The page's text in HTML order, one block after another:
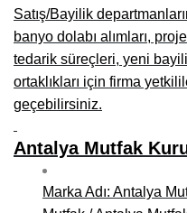
Kars Mobilya İmalatçıları,
Kırşehir Mobilya
Kütahya Mobilya
Malatya Mobilyacılar,
Sinop Mobilya İmalatçıları,
Tekirdağ Mobilyacılar,
Satış/Bayilik
banyo dolabı alımları,
tedarik süreçleri, yeni
ortaklıkları için firma
geçebilirsiniz.
Antalya Mutfak
Marka Adı: Antalya